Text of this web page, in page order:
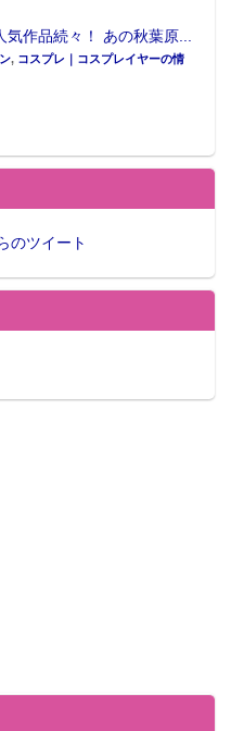
気作品続々！ あの秋葉原...
, コスプレ｜コスプレイヤーの情
のツイート